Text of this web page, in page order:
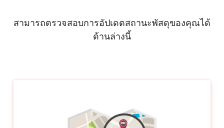
สามารถตรวจสอบการอัปเดตสถานะพัสดุของคุณได้
ด้านล่างนี้